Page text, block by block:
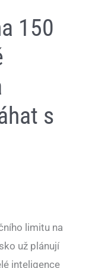
150
s
limitu na
už plánují
inteligence